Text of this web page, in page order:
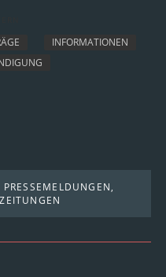
INFORMATIONEN